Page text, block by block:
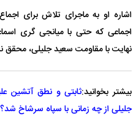
اشاره او به ماجرای تلاش برای
اجماعی که حتی با میانجی گری
نهایت با مقاومت سعید جلیلی، محقق
بیشتر بخوانید:ثابتی و نطق آتشین
جلیلی از چه زمانی با سپاه سرشاخ شد؟